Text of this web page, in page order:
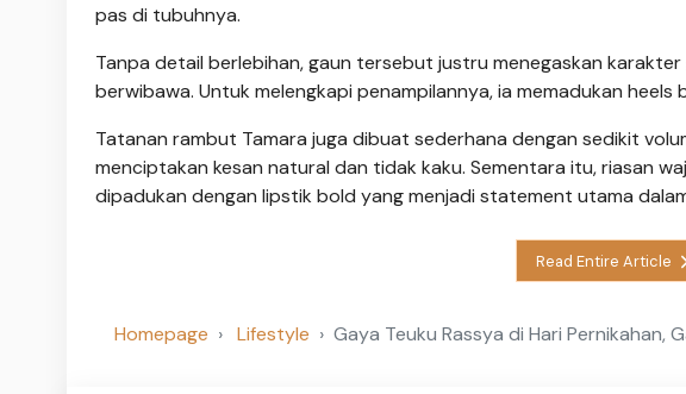
pas di tubuhnya.
Tanpa detail berlebihan, gaun tersebut justru menegaskan
berwibawa. Untuk melengkapi penampilannya, ia memadukan heels
Tatanan rambut Tamara juga dibuat sederhana dengan sedikit
menciptakan kesan natural dan tidak kaku. Sementara itu, riasan
dipadukan dengan lipstik bold yang menjadi statement utama
Read Entire Article
Homepage Lifestyle Gaya Teuku Rassya di Hari Pernikahan,